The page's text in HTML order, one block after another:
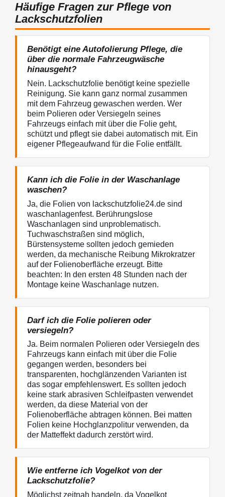
Häufige Fragen zur Pflege von
Lackschutzfolien
Benötigt eine Autofolierung Pflege, die
über die normale Fahrzeugwäsche
hinausgeht?
Nein. Lackschutzfolie benötigt keine spezielle
Reinigung. Sie kann ganz normal zusammen
mit dem Fahrzeug gewaschen werden. Wer
beim Polieren oder Versiegeln seines
Fahrzeugs einfach mit über die Folie geht,
schützt und pflegt sie dabei automatisch mit. Ein
eigener Pflegeaufwand für die Folie entfällt.
Kann ich die Folie in der Waschanlage
waschen?
Ja, die Folien von lackschutzfolie24.de sind
waschanlagenfest. Berührungslose
Waschanlagen sind unproblematisch.
Tuchwaschstraßen sind möglich,
Bürstensysteme sollten jedoch gemieden
werden, da mechanische Reibung Mikrokratzer
auf der Folienoberfläche erzeugt. Bitte
beachten: In den ersten 48 Stunden nach der
Montage keine Waschanlage nutzen.
Darf ich die Folie polieren oder
versiegeln?
Ja. Beim normalen Polieren oder Versiegeln des
Fahrzeugs kann einfach mit über die Folie
gegangen werden, besonders bei
transparenten, hochglänzenden Varianten ist
das sogar empfehlenswert. Es sollten jedoch
keine stark abrasiven Schleifpasten verwendet
werden, da diese Material von der
Folienoberfläche abtragen können. Bei matten
Folien keine Hochglanzpolitur verwenden, da
der Matteffekt dadurch zerstört wird.
Wie entferne ich Vogelkot von der
Lackschutzfolie?
Möglichst zeitnah handeln, da Vogelkot